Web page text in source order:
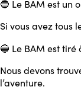
🔵 Le BAM est un
Si vous avez tous
🔵 Le BAM est tiré
Nous devons
l’aventure.